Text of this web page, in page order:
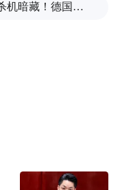
杀机暗藏！德国机场发现携爆炸物无人机，或涉及外国势力